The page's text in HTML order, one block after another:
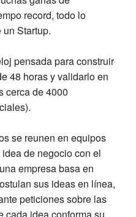
record, todo lo
Startup.
pensada para construir
48 horas y validarlo en
cerca de 4000
se reunen en equipos
de negocio con el
empresa basa en
sus ideas en línea,
peticiones sobre las